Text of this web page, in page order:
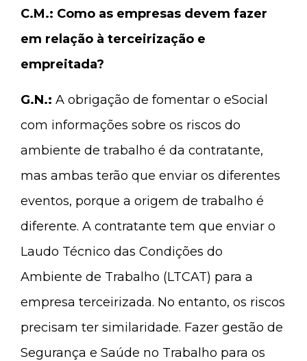
C.M.: Como as empresas devem fazer
em relação à terceirização e
empreitada?
G.N.: A obrigação de fomentar o eSocial
com informações sobre os riscos do
ambiente de trabalho é da contratante,
mas ambas terão que enviar os diferentes
eventos, porque a origem de trabalho é
diferente. A contratante tem que enviar o
Laudo Técnico das Condições do
Ambiente de Trabalho (LTCAT) para a
empresa terceirizada. No entanto, os riscos
precisam ter similaridade. Fazer gestão de
Segurança e Saúde no Trabalho para os